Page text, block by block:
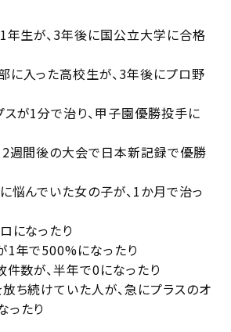
年生が、3年後に国公立大学に合格
に入った高校生が、3年後にプロ野
スが1分で治り、甲子園優勝投手に
2週間後の大会で日本新記録で優勝
悩んでいた女の子が、1か月で治っ
になったり
1年で500%になったり
件数が、半年で0になったり
放ち続けていた人が、急にプラスのオ
ったり